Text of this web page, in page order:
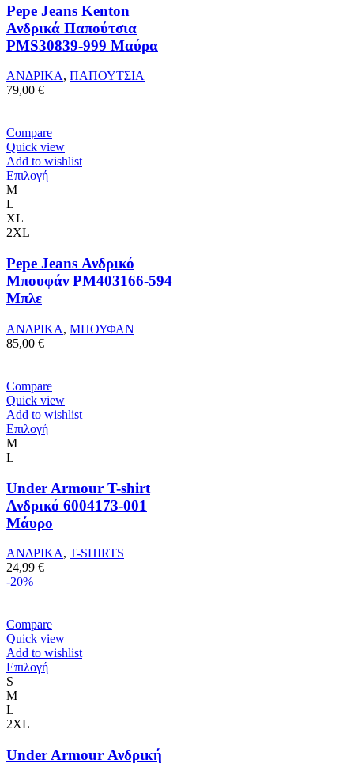
Οι
επιλογές
μπορούν
να
στη
Pepe Jeans Kenton
Ανδρικά Παπούτσια
PMS30839-999 Μαύρα
ΑΝΔΡΙΚΑ, ΠΑΠΟΥΤΣΙΑ
79,00 €
Compare
Quick view
Add to wishlist
ΕπιλογήΑυτό
Οι
επιλογές
μπορούν
στη
M
L
XL
2XL
Pepe Jeans Ανδρικό
Μπουφάν PM403166-594
Μπλε
ΑΝΔΡΙΚΑ, ΜΠΟΥΦΑΝ
85,00 €
Compare
Quick view
Add to wishlist
ΕπιλογήΑυτό
πολλαπλές
παραλλαγές.
Οι
επιλογές
να
προϊόντος
M
L
Under Armour T-shirt
Ανδρικό 6004173-001
Μάυρο
ΑΝΔΡΙΚΑ, T-SHIRTS
24,99 €
-20%
Compare
Quick view
Add to wishlist
ΕπιλογήΑυτό
Οι
S
M
L
2XL
Under Armour Ανδρική